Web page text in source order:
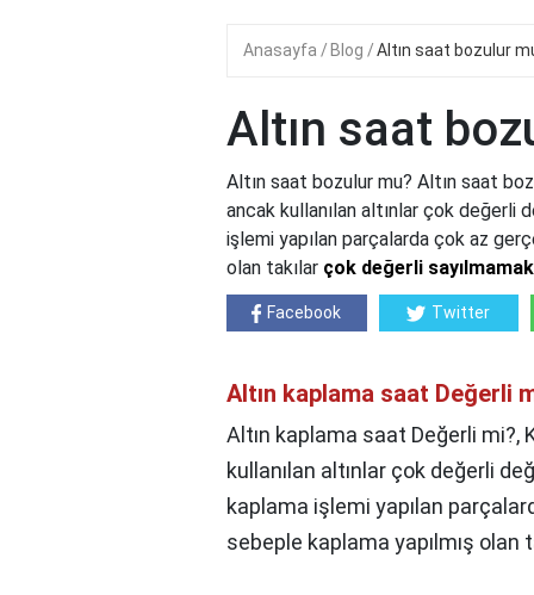
Anasayfa Blog Altın saat bozulur
Altın saat
Altın saat bozulur mu? Altın saat
ancak kullanılan altınlar çok değerli
işlemi yapılan parçalarda çok az
olan takılar çok değerli
Facebook Twitter
Altın kaplama saat Değerli
Altın kaplama saat Değerli mi?,
kullanılan altınlar çok değerli
kaplama işlemi yapılan
sebeple kaplama yapılmış olan